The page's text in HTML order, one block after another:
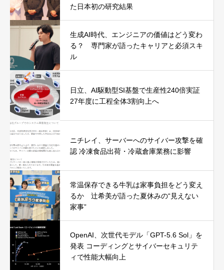
た日本初の研究結果
生成AI時代、エンジニアの価値はどう変わ
る？ 専門家が語ったキャリアと必須スキ
ル
日立、AI駆動型SI基盤で生産性240倍実証
27年度に工程全体3割向上へ
ニチレイ、サーバーへのサイバー攻撃を確
認 冷凍食品出荷・冷蔵倉庫業務に影響
常温保存できる牛乳は家事負担をどう変え
るか 辻希美が語った夏休みの“見えない
家事”
OpenAI、次世代モデル「GPT-5.6 Sol」を
発表 コーディングとサイバーセキュリテ
ィで性能大幅向上